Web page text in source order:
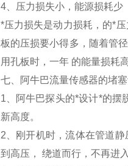
4、压力损失小，能源损耗少
*压力损失是动力损耗，的*
板的压损要小得多，随着管
用孔板时，一年 的能量损耗
七、阿牛巴流量传感器的堵塞
1、阿牛巴探头的*设计*的摆
新高度。
2、刚开机时，流体在管道
到高压， 绕道而行，不再进